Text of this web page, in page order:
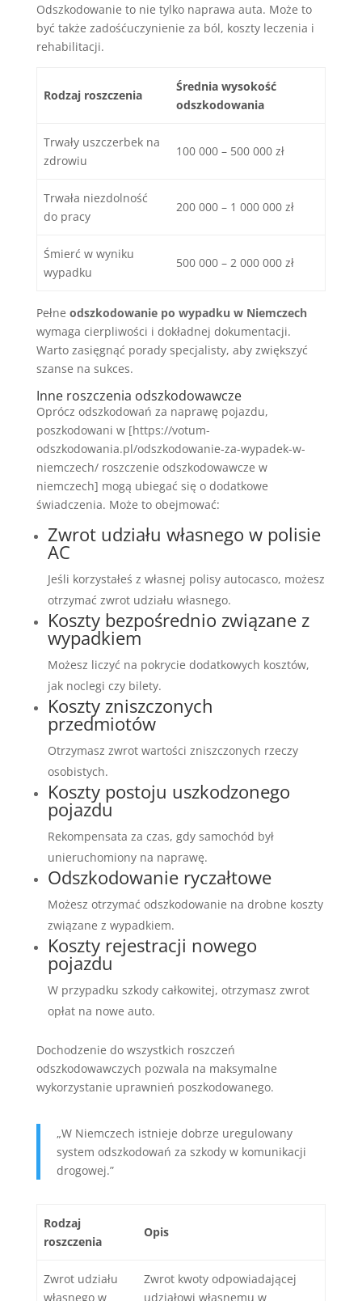
Odszkodowanie to nie tylko naprawa auta. Może to
być także zadośćuczynienie za ból, koszty leczenia i
rehabilitacji.
Rodzaj roszczenia
Średnia wysokość
odszkodowania
Trwały uszczerbek na
zdrowiu
100 000 – 500 000 zł
Trwała niezdolność
do pracy
200 000 – 1 000 000 zł
Śmierć w wyniku
wypadku
500 000 – 2 000 000 zł
Pełne odszkodowanie po wypadku w Niemczech
wymaga cierpliwości i dokładnej dokumentacji.
Warto zasięgnąć porady specjalisty, aby zwiększyć
szanse na sukces.
Inne roszczenia odszkodowawcze
Oprócz odszkodowań za naprawę pojazdu,
poszkodowani w [https://votum-
odszkodowania.pl/odszkodowanie-za-wypadek-w-
niemczech/ roszczenie odszkodowawcze w
niemczech] mogą ubiegać się o dodatkowe
świadczenia. Może to obejmować:
Zwrot udziału własnego w polisie
AC
Jeśli korzystałeś z własnej polisy autocasco, możesz
otrzymać zwrot udziału własnego.
Koszty bezpośrednio związane z
wypadkiem
Możesz liczyć na pokrycie dodatkowych kosztów,
jak noclegi czy bilety.
Koszty zniszczonych
przedmiotów
Otrzymasz zwrot wartości zniszczonych rzeczy
osobistych.
Koszty postoju uszkodzonego
pojazdu
Rekompensata za czas, gdy samochód był
unieruchomiony na naprawę.
Odszkodowanie ryczałtowe
Możesz otrzymać odszkodowanie na drobne koszty
związane z wypadkiem.
Koszty rejestracji nowego
pojazdu
W przypadku szkody całkowitej, otrzymasz zwrot
opłat na nowe auto.
Dochodzenie do wszystkich roszczeń
odszkodowawczych pozwala na maksymalne
wykorzystanie uprawnień poszkodowanego.
„W Niemczech istnieje dobrze uregulowany
system odszkodowań za szkody w komunikacji
drogowej.”
Rodzaj
roszczenia
Opis
Zwrot udziału
własnego w
Zwrot kwoty odpowiadającej
udziałowi własnemu w